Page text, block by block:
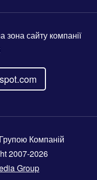
сайту компанії
Компаній
2007-2026
Group